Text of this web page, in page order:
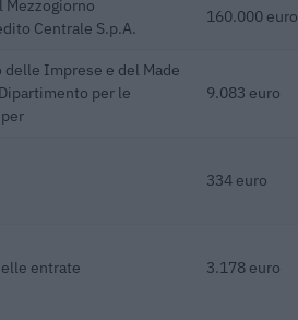
Mezzogiorno
Centrale S.p.A.
160.000 euro
delle Imprese e del Made
per le
9.083 euro
334 euro
entrate 3.178 euro